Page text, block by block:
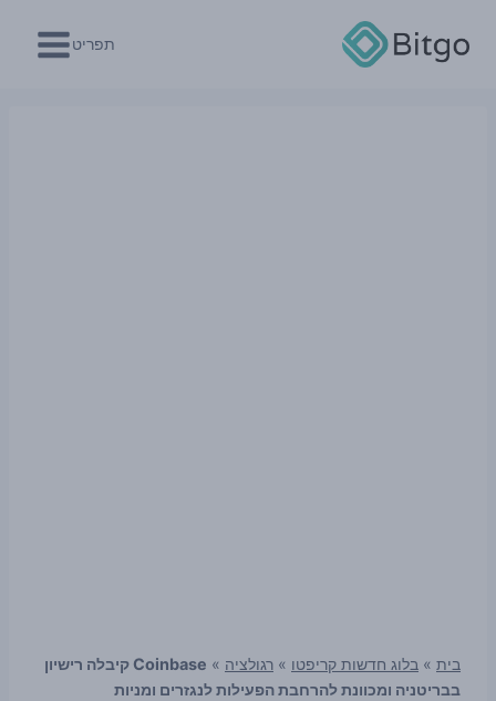
תפריט
בית » בלוג חדשות קריפטו » רגולציה »
Coinbase קיבלה רישיון
בבריטניה ומכוונת להרחבת הפעילות לנגזרים ומניות